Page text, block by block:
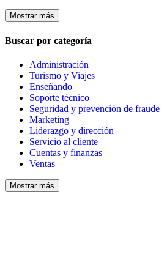
Mostrar más
Buscar por categoría
Administración
Turismo y Viajes
Enseñando
Soporte técnico
Seguridad y prevención de fraude
Marketing
Liderazgo y dirección
Servicio al cliente
Cuentas y finanzas
Ventas
Mostrar más